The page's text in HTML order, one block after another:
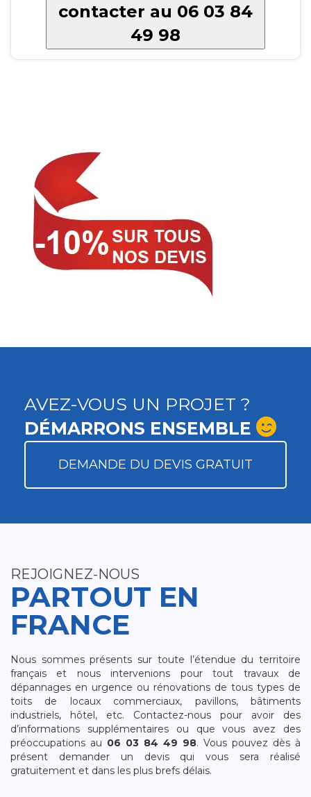
contacter au 06 03 84
49 98
AVEZ-VOUS UN PROJET ?
DÉMARRONS ENSEMBLE
DEMANDE DU DEVIS GRATUIT
REJOIGNEZ-NOUS
PARTOUT EN
FRANCE
Nous sommes présents sur toute l’étendue du territoire
français et nous intervenions pour tout travaux de
dépannages en urgence ou rénovations de tous types de
toits de locaux commerciaux, pavillons, bâtiments
industriels, hôtel, etc. Contactez-nous pour avoir des
d’informations supplémentaires ou que vous avez des
préoccupations au 06 03 84 49 98. Vous pouvez dès à
présent demander un devis qui vous sera réalisé
gratuitement et dans les plus brefs délais.